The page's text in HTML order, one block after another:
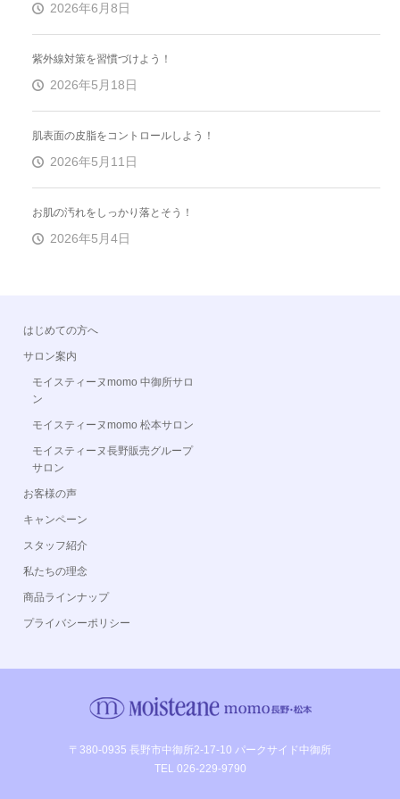
2026年6月8日
紫外線対策を習慣づけよう！
2026年5月18日
肌表面の皮脂をコントロールしよう！
2026年5月11日
お肌の汚れをしっかり落とそう！
2026年5月4日
はじめての方へ
サロン案内
モイスティーヌmomo 中御所サロ
ン
モイスティーヌmomo 松本サロン
モイスティーヌ長野販売グループ
サロン
お客様の声
キャンペーン
スタッフ紹介
私たちの理念
商品ラインナップ
プライバシーポリシー
〒380-0935 長野市中御所2-17-10 パークサイド中御所
TEL 026-229-9790